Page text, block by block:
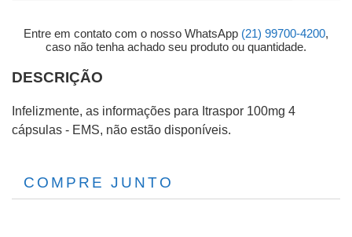
Entre em contato com o nosso WhatsApp (21) 99700-4200,
caso não tenha achado seu produto ou quantidade.
DESCRIÇÃO
Infelizmente, as informações para Itraspor 100mg 4
cápsulas - EMS, não estão disponíveis.
COMPRE JUNTO